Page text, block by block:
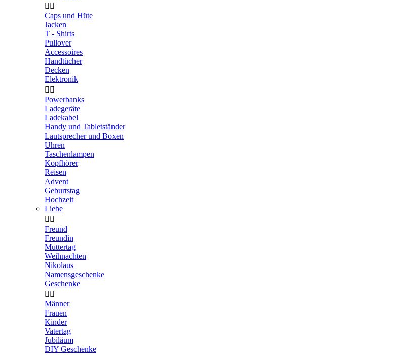
 
Caps und Hüte
Jacken
T - Shirts
Pullover
Accessoires
Handtücher
Decken
Elektronik
 
Powerbanks
Ladegeräte
Ladekabel
Handy und Tabletständer
Lautsprecher und Boxen
Uhren
Taschenlampen
Kopfhörer
Reisen
Advent
Geburtstag
Hochzeit
Liebe
 
Freund
Freundin
Muttertag
Weihnachten
Nikolaus
Namensgeschenke
Geschenke
 
Männer
Frauen
Kinder
Vatertag
Jubiläum
DIY Geschenke